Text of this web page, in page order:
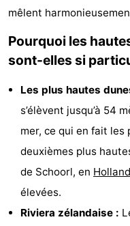
d'hôtes
Chaumières
Buitenhof
Domburg
Hof
Domburg
Westhove
Hôtels
Last
mêlent
Pourquoi les
sont-elles si
Les plus hautes
s’élèvent jusqu’à 54
mer, ce qui en fait les
deuxièmes plus
de Schoorl, en
élevées.
Riviera zélandaise :